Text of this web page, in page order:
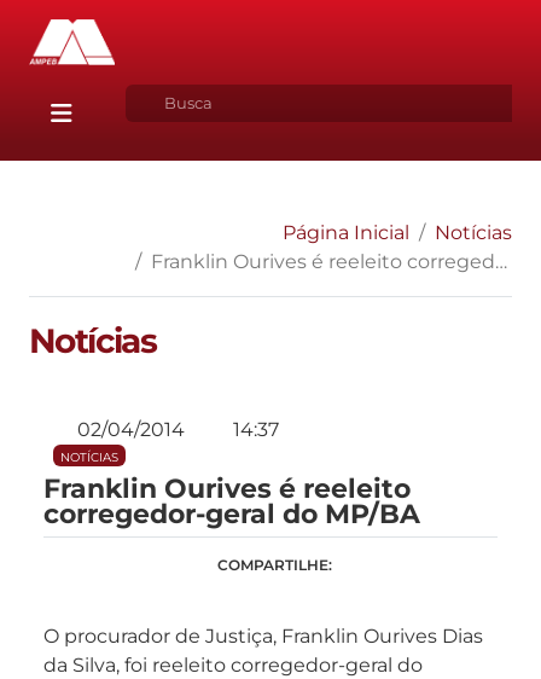
Página Inicial
Notícias
Franklin Ourives é reeleito corregedor-geral do MP/BA
Notícias
02/04/2014 14:37
NOTÍCIAS
Franklin Ourives é reeleito
corregedor-geral do MP/BA
COMPARTILHE:
O procurador de Justiça, Franklin Ourives Dias
da Silva, foi reeleito corregedor-geral do